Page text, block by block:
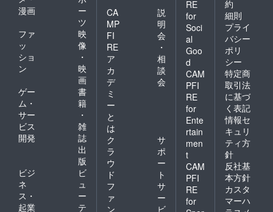
漫画
ー
ツ
ファ
ッ
ショ
ン
映
像
・
映
画
ゲー
ム・
サー
ビス
開発
書
籍
・
雑
誌
出
版
ビジ
ネ
ス・
起業
ビ
ュ
ー
テ
CA
MP
FI
RE
ア
カ
デ
ミ
ー
と
は
説
明
会
・
相
談
会
ク
ラ
ウ
ド
フ
ァ
ン
サ
ポ
ー
ト
サ
ー
ビ
RE
for
Soci
al
Goo
d
CAM
PFI
RE
for
Ente
rtain
men
t
CAM
PFI
RE
for
約
細則
プライ
バシー
ポリ
シー
特定商
取引法
に基づ
く表記
情報セ
キュリ
ティ方
針
反社基
本方針
カスタ
マーハ